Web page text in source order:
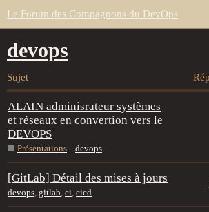
Le Forum des Compagnons du DevOps
devops
Sujet
ALAIN adminisrateur systèmes
et réseaux en convertion vers le
DEVOPS
Présentations devops
[GitLab] Détail des mises à jours
devops, gitlab, ci, cicd